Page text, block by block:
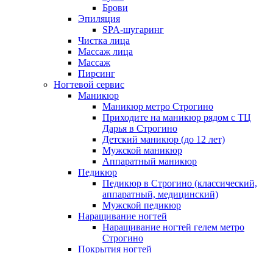
Брови
Эпиляция
SPA-шугаринг
Чистка лица
Массаж лица
Массаж
Пирсинг
Ногтевой сервис
Маникюр
Маникюр метро Строгино
Приходите на маникюр рядом с ТЦ
Дарья в Строгино
Детский маникюр (до 12 лет)
Мужской маникюр
Аппаратный маникюр
Педикюр
Педикюр в Строгино (классический,
аппаратный, медицинский)
Мужской педикюр
Наращивание ногтей
Наращивание ногтей гелем метро
Строгино
Покрытия ногтей